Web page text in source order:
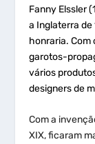
Fanny Elssler
a Inglaterra de
honraria. Com
garotos-
vários
designers de
Com a
XIX, ficaram